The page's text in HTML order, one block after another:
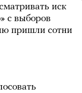
иск
с выборов
пришли сотни